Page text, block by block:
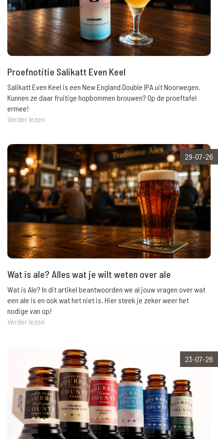
Proefnotitie Salikatt Even Keel
Salikatt Even Keel is een New England Double IPA uit Noorwegen.
Kunnen ze daar fruitige hopbommen brouwen? Op de proeftafel
ermee!
Verder lezen
29-07-26
Wat is ale? Alles wat je wilt weten over ale
Wat is Ale? In dit artikel beantwoorden we al jouw vragen over wat
een ale is en ook wat het niet is. Hier steek je zeker weer het
nodige van op!
Verder lezen
23-07-26